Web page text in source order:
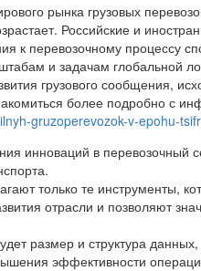
рынка грузовых
Российские и
к перевозочному процессу
и задачам глобальной
грузового сообщения,
более подробно с
gruzoperevozok-v-epohu-
инноваций в перевозочный
только те инструменты,
отрасли и позволяют
размер и структура
эффективности